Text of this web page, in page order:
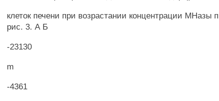
клеток печени при возрастании концентрации МНазы
рис. 3. А Б
-23130
m
-4361